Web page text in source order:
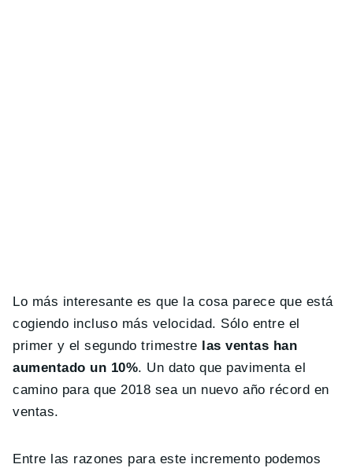
Lo más interesante es que la cosa parece que está
cogiendo incluso más velocidad. Sólo entre el
primer y el segundo trimestre las ventas han
aumentado un 10%. Un dato que pavimenta el
camino para que 2018 sea un nuevo año récord en
ventas.
Entre las razones para este incremento podemos